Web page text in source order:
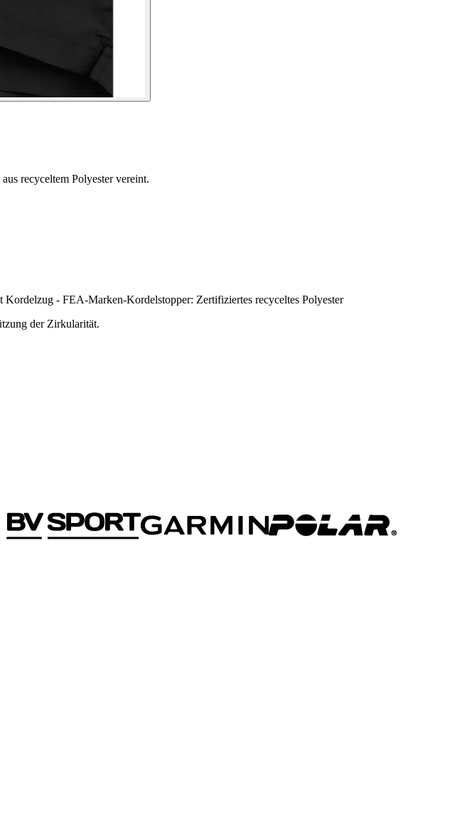
recyceltem Polyester vereint.
Kordelzug - FEA-Marken-Kordelstopper: Zertifiziertes recyceltes Polyester
der Zirkularität.